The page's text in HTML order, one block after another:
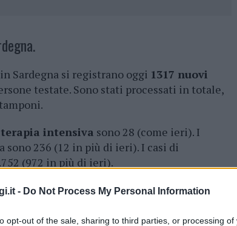
- Do Not Process My Personal Information
opt-out of the sale, sharing to third parties, or processing
Sardegna si registrano oggi 1317 nuovi
testate. Sono stati processati in totale,
terapia intensiva sono 28 (come ieri). I
sono 236 (12 in più di ieri). I casi di
(972 in più di ieri).
di 78 anni, residente nella provincia di
nella Città Metropolitana di